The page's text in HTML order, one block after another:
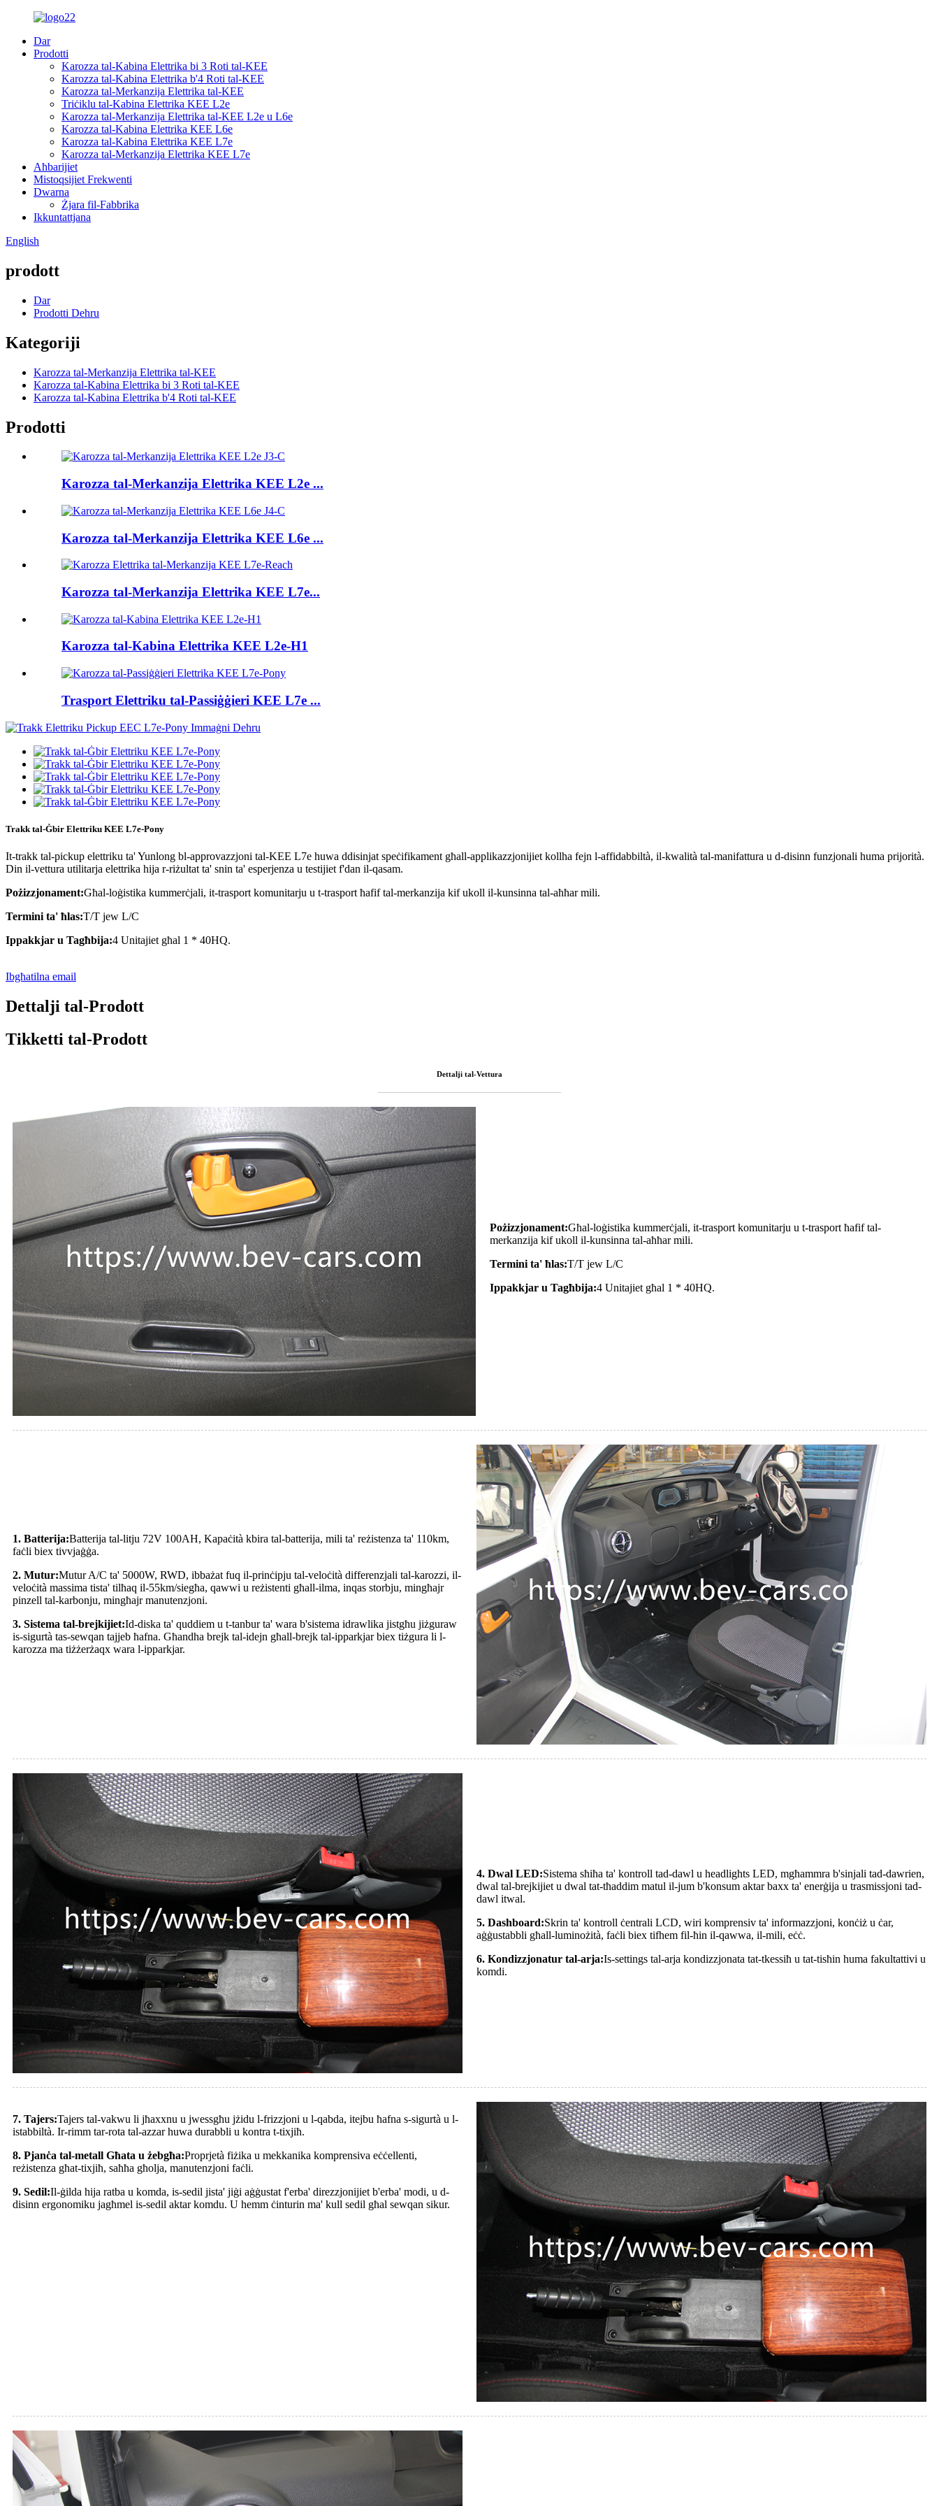
Dar
Prodotti
Karozza tal-Kabina Elettrika bi 3 Roti tal-KEE
Karozza tal-Kabina Elettrika b'4 Roti tal-KEE
Karozza tal-Merkanzija Elettrika tal-KEE
Triċiklu tal-Kabina Elettrika KEE L2e
Karozza tal-Merkanzija Elettrika tal-KEE L2e u L6e
Karozza tal-Kabina Elettrika KEE L6e
Karozza tal-Kabina Elettrika KEE L7e
Karozza tal-Merkanzija Elettrika KEE L7e
Aħbarijiet
Mistoqsijiet Frekwenti
Dwarna
Żjara fil-Fabbrika
Ikkuntattjana
English
prodott
Dar
Prodotti Dehru
Kategoriji
Karozza tal-Merkanzija Elettrika tal-KEE
Karozza tal-Kabina Elettrika bi 3 Roti tal-KEE
Karozza tal-Kabina Elettrika b'4 Roti tal-KEE
Prodotti
Karozza tal-Merkanzija Elettrika KEE L2e ...
Karozza tal-Merkanzija Elettrika KEE L6e ...
Karozza tal-Merkanzija Elettrika KEE L7e...
Karozza tal-Kabina Elettrika KEE L2e-H1
Trasport Elettriku tal-Passiġġieri KEE L7e ...
Trakk tal-Ġbir Elettriku KEE L7e-Pony
It-trakk tal-pickup elettriku ta' Yunlong bl-approvazzjoni tal-KEE L7e huwa ddisinjat speċifikament għall-applikazzjonijiet kollha fejn l-affidabbiltà, il-kwalità tal-manifattura u d-disinn funzjonali huma prijorità.
Din il-vettura utilitarja elettrika hija r-riżultat ta' snin ta' esperjenza u testijiet f'dan il-qasam.
Pożizzjonament:Għal-loġistika kummerċjali, it-trasport komunitarju u t-trasport ħafif tal-merkanzija kif ukoll il-kunsinna tal-aħħar mili.
Termini ta' ħlas:T/T jew L/C
Ippakkjar u Tagħbija:4 Unitajiet għal 1 * 40HQ.
Ibgħatilna email
Dettalji tal-Prodott
Tikketti tal-Prodott
Dettalji tal-Vettura
Pożizzjonament:Għal-loġistika kummerċjali, it-trasport komunitarju u t-trasport ħafif tal-
merkanzija kif ukoll il-kunsinna tal-aħħar mili.
Termini ta' ħlas:T/T jew L/C
Ippakkjar u Tagħbija:4 Unitajiet għal 1 * 40HQ.
1. Batterija:Batterija tal-litju 72V 100AH, Kapaċità kbira tal-batterija, mili ta' reżistenza ta' 110km,
faċli biex tivvjaġġa.
2. Mutur:Mutur A/C ta' 5000W, RWD, ibbażat fuq il-prinċipju tal-veloċità differenzjali tal-karozzi, il-
veloċità massima tista' tilħaq il-55km/siegħa, qawwi u reżistenti għall-ilma, inqas storbju, mingħajr
pinzell tal-karbonju, mingħajr manutenzjoni.
3. Sistema tal-brejkijiet:Id-diska ta' quddiem u t-tanbur ta' wara b'sistema idrawlika jistgħu jiżguraw
is-sigurtà tas-sewqan tajjeb ħafna. Għandha brejk tal-idejn għall-brejk tal-ipparkjar biex tiżgura li l-
karozza ma tiżżerżaqx wara l-ipparkjar.
4. Dwal LED:Sistema sħiħa ta' kontroll tad-dawl u headlights LED, mgħammra b'sinjali tad-dawrien,
dwal tal-brejkijiet u dwal tat-tħaddim matul il-jum b'konsum aktar baxx ta' enerġija u trasmissjoni tad-
dawl itwal.
5. Dashboard:Skrin ta' kontroll ċentrali LCD, wiri komprensiv ta' informazzjoni, konċiż u ċar,
aġġustabbli għall-luminożità, faċli biex tifhem fil-ħin il-qawwa, il-mili, eċċ.
6. Kondizzjonatur tal-arja:Is-settings tal-arja kondizzjonata tat-tkessiħ u tat-tisħin huma fakultattivi u
komdi.
7. Tajers:Tajers tal-vakwu li jħaxxnu u jwessgħu jżidu l-frizzjoni u l-qabda, itejbu ħafna s-sigurtà u l-
istabbiltà. Ir-rimm tar-rota tal-azzar huwa durabbli u kontra t-tixjiħ.
8. Pjanċa tal-metall Għata u żebgħa:Proprjetà fiżika u mekkanika komprensiva eċċellenti,
reżistenza għat-tixjiħ, saħħa għolja, manutenzjoni faċli.
9. Sedil:Il-ġilda hija ratba u komda, is-sedil jista' jiġi aġġustat f'erba' direzzjonijiet b'erba' modi, u d-
disinn ergonomiku jagħmel is-sedil aktar komdu. U hemm ċinturin ma' kull sedil għal sewqan sikur.